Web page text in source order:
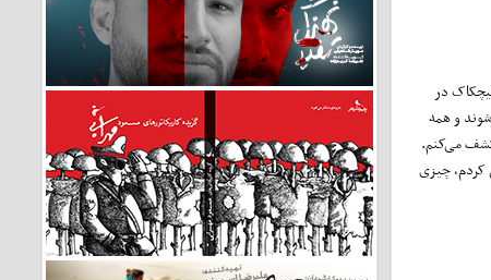
در
و همه
کشف می‌کنم.
کردم، چیزی